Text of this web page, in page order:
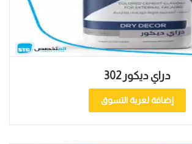
دراي ديكور 302
إضافة لعربة التسوق